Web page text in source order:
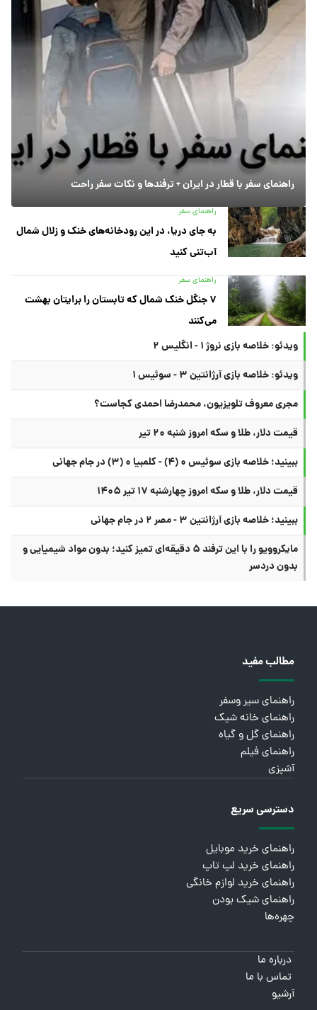
راهنمای سفر با قطار در ایران + ترفندها و نکات سفر راحت
راهنمای سفر
به جای دریا، در این رودخانه‌های خنک و زلال شمال
آب‌تنی کنید
راهنمای سفر
۷ جنگل خنک شمال که تابستان را برایتان بهشت
می‌کنند
ویدئو: خلاصه بازی نروژ ۱ - انگلیس ۲
ویدئو: خلاصه بازی آرژانتین ۳ - سوئیس ۱
مجری معروف تلویزیون، محمدرضا احمدی کجاست؟
قیمت دلار، طلا و سکه امروز شنبه ۲۰ تیر
ببینید؛ خلاصه بازی سوئیس ۰ (۴) - کلمبیا ۰ (۳) در جام جهانی
قیمت دلار، طلا و سکه امروز چهارشنبه ۱۷ تیر ۱۴۰۵
ببینید؛ خلاصه بازی آرژانتین ۳ - مصر ۲ در جام جهانی
مایکروویو را با این ترفند ۵ دقیقه‌ای تمیز کنید؛ بدون مواد شیمیایی و
بدون دردسر
مطالب مفید
راهنمای سیر وسفر
راهنمای خانه شیک
راهنمای گل و گیاه
راهنمای فیلم
آشپزی
دسترسی سریع
راهنمای خرید موبایل
راهنمای خرید لپ تاپ
راهنمای خرید لوازم خانگی
راهنمای شیک بودن
چهره‌ها
درباره ما
تماس با ما
آرشیو